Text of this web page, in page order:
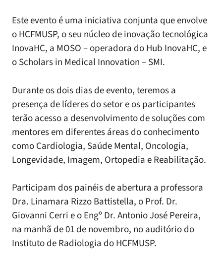
Este evento é uma iniciativa conjunta que envolve
o HCFMUSP, o seu núcleo de inovação tecnológica
InovaHC, a MOSO – operadora do Hub InovaHC, e
o Scholars in Medical Innovation – SMI.
Durante os dois dias de evento, teremos a
presença de líderes do setor e os participantes
terão acesso a desenvolvimento de soluções com
mentores em diferentes áreas do conhecimento
como Cardiologia, Saúde Mental, Oncologia,
Longevidade, Imagem, Ortopedia e Reabilitação.
Participam dos painéis de abertura a professora
Dra. Linamara Rizzo Battistella, o Prof. Dr.
Giovanni Cerri e o Engº Dr. Antonio José Pereira,
na manhã de 01 de novembro, no auditório do
Instituto de Radiologia do HCFMUSP.